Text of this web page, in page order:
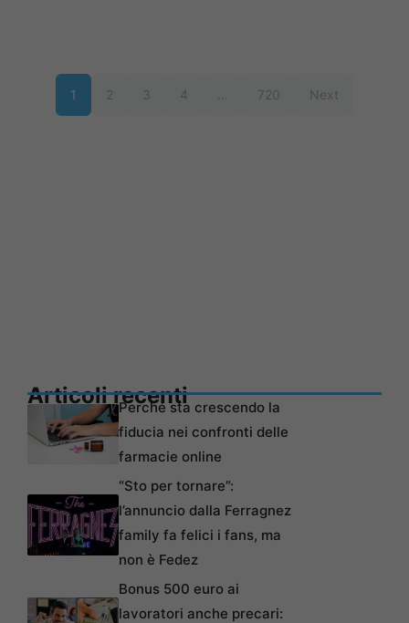
1 2 3 4 720 Next
Articoli recentiPerché sta crescendo la
fiducia nei confronti delle
farmacie online
“Sto per tornare”:
l’annuncio dalla Ferragnez
family fa felici i fans, ma
non è Fedez
Bonus 500 euro ai
lavoratori anche precari: